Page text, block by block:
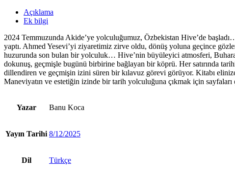
Açıklama
Ek bilgi
2024 Temmuzunda Akide’ye yolculuğumuz, Özbekistan Hive’de
yaptı. Ahmed Yesevi’yi ziyaretimiz zirve oldu, dönüş yoluna geçince
huzurunda son bulan bir yolculuk… Hive’nin büyüleyici atmosferi,
dokunuş, geçmişle bugünü birbirine bağlayan bir köprü. Her satırında
dillendiren ve geçmişin izini süren bir kılavuz görevi görüyor. Kitabı elinize
Maneviyatın ve estetiğin izinde bir tarih yolculuğuna çıkmak için
Yazar Banu Koca
Yayın Tarihi 8/12/2025
Dil Türkçe